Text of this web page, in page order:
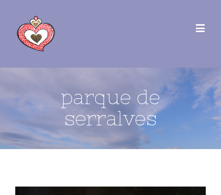
parque de
serralves